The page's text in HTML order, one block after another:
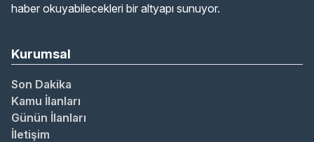
haber okuyabilecekleri bir altyapı sunuyor.
Kurumsal
Son Dakika
Kamu İlanları
Günün İlanları
İletişim